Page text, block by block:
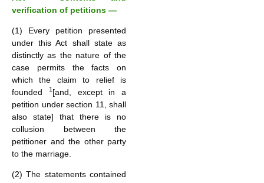
verification of petitions —
(1) Every petition presented
under this Act shall state as
distinctly as the nature of the
case permits the facts on
which the claim to relief is
founded
1 [and, except in a
petition under section 11, shall
also state] that there is no
collusion between the
petitioner and the other party
to the marriage.
(2) The statements contained